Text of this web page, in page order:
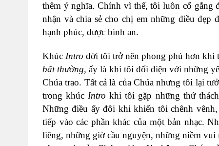
thêm ý nghĩa. Chính vì thế, tôi luôn cố gắng
nhận và chia sẻ cho chị em những điều
hạnh phúc, được bình an.
Khúc Intro đời tôi trở nên phong phú hơn khi
bất thường,ấy là khi tôi đối diện với những
Chúa trao. Tất cả là của Chúa nhưng tôi lại
trong khúc Introkhi tôi gặp những thử
Những điều ấy đôi khi khiến tôi chênh
tiếp vào các phần khác của một bản nhạc.
liêng, những giờ cầu nguyện, những niềm